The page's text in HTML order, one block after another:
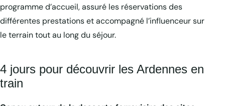
programme d’accueil, assuré les réservations des
différentes prestations et accompagné l’influenceur sur
le terrain tout au long du séjour.
4 jours pour découvrir les Ardennes en
train